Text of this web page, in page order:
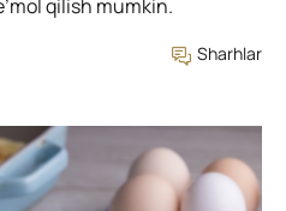
qilish mumkin.
Sharhlar